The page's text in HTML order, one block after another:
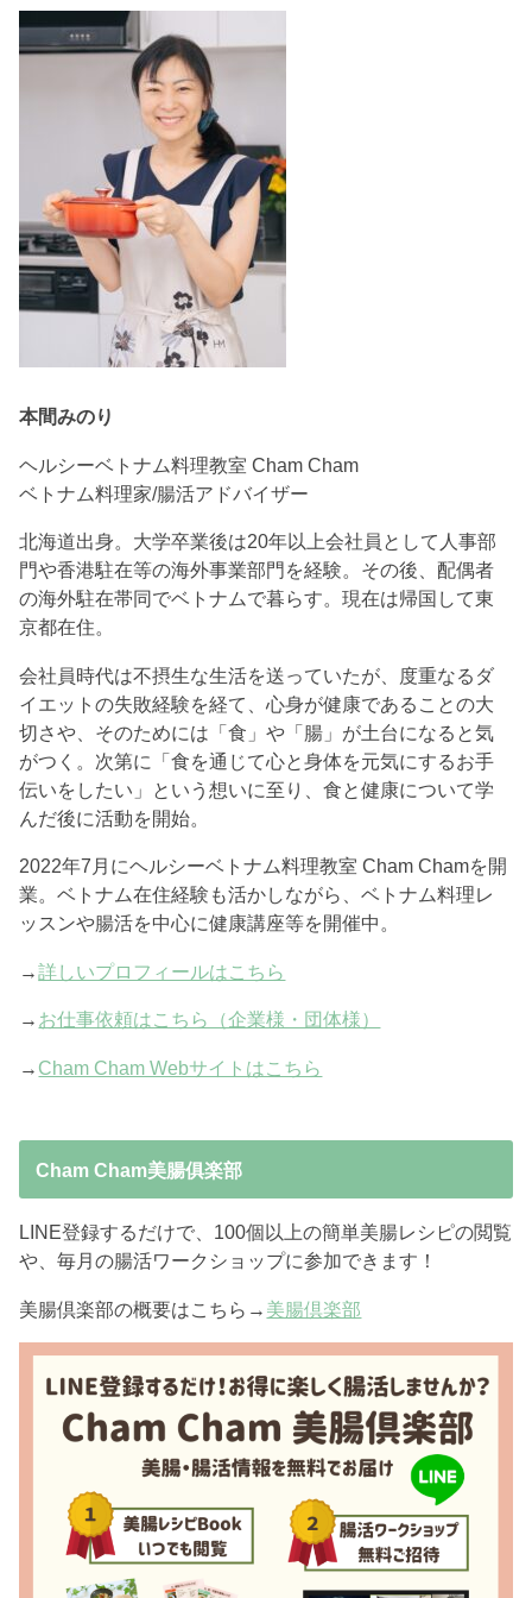
本間みのり
ヘルシーベトナム料理教室 Cham Cham
ベトナム料理家/腸活アドバイザー
北海道出身。大学卒業後は20年以上会社員として人事部
門や香港駐在等の海外事業部門を経験。その後、配偶者
の海外駐在帯同でベトナムで暮らす。現在は帰国して東
京都在住。
会社員時代は不摂生な生活を送っていたが、度重なるダ
イエットの失敗経験を経て、心身が健康であることの大
切さや、そのためには「食」や「腸」が土台になると気
がつく。次第に「食を通じて心と身体を元気にするお手
伝いをしたい」という想いに至り、食と健康について学
んだ後に活動を開始。
2022年7月にヘルシーベトナム料理教室 Cham Chamを開
業。ベトナム在住経験も活かしながら、ベトナム料理レ
ッスンや腸活を中心に健康講座等を開催中。
→詳しいプロフィールはこちら
→ お仕事依頼はこちら（企業様・団体様）
→ Cham Cham Webサイトはこちら
Cham Cham美腸俱楽部
LINE登録するだけで、100個以上の簡単美腸レシピの閲覧
や、毎月の腸活ワークショップに参加できます！
美腸倶楽部の概要はこちら→ 美腸倶楽部